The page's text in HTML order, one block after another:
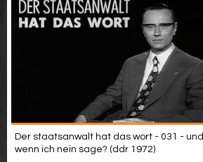
Der staatsanwalt hat das wort - 031 - und
wenn ich nein sage? (ddr 1972)